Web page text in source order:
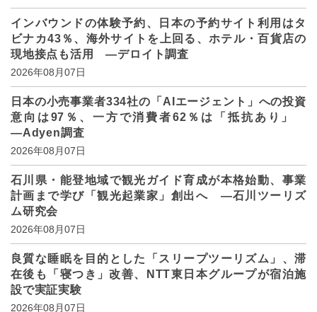
インバウンドの体験予約、日本の予約サイト利用はタ
ビナカ43％、海外サイトを上回る、ホテル・百貨店の
現地接点も活用 ―デロイト調査
2026年08月07日
日本の小売事業者334社の「AIエージェント」への投資
意向は97％、一方で消費者62％は「抵抗あり」
―Adyen調査
2026年08月07日
石川県・能登地域で観光ガイド育成が本格始動、事業
計画まで学び「観光起業家」創出へ ―石川ツーリズ
ム研究会
2026年08月07日
良質な睡眠を目的とした「スリープツーリズム」、滞
在後も「寝つき」改善、NTT東日本グループが宿泊施
設で実証実験
2026年08月07日